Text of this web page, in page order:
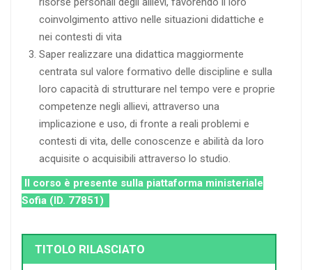
coinvolgimento attivo nelle situazioni didattiche e
nei contesti di vita
Saper realizzare una didattica maggiormente
centrata sul valore formativo delle discipline e sulla
loro capacità di strutturare nel tempo vere e proprie
competenze negli allievi, attraverso una
implicazione e uso, di fronte a reali problemi e
contesti di vita, delle conoscenze e abilità da loro
acquisite o acquisibili attraverso lo studio.
Il corso è presente sulla piattaforma ministeriale
Sofia (ID. 77851)
TITOLO RILASCIATO